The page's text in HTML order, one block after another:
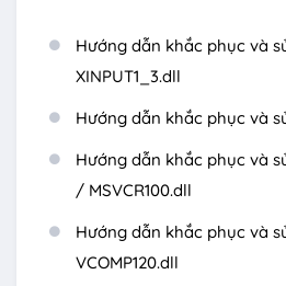
Hướng dẫn khắc phục và
XINPUT1_3.dll
Hướng dẫn khắc phục và
Hướng dẫn khắc phục và
/ MSVCR100.dll
Hướng dẫn khắc phục và
VCOMP120.dll